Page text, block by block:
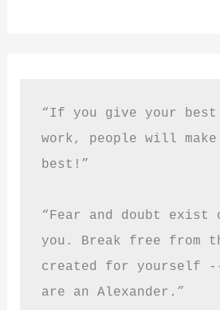
“If you give your
work, people will
best!”
“Fear and doubt exist
you. Break free from
created for yourself
are an Alexander.”